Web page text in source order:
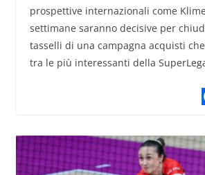
prospettive internazionali come
settimane saranno decisive per
tasselli di una campagna acquisti
tra le più interessanti della